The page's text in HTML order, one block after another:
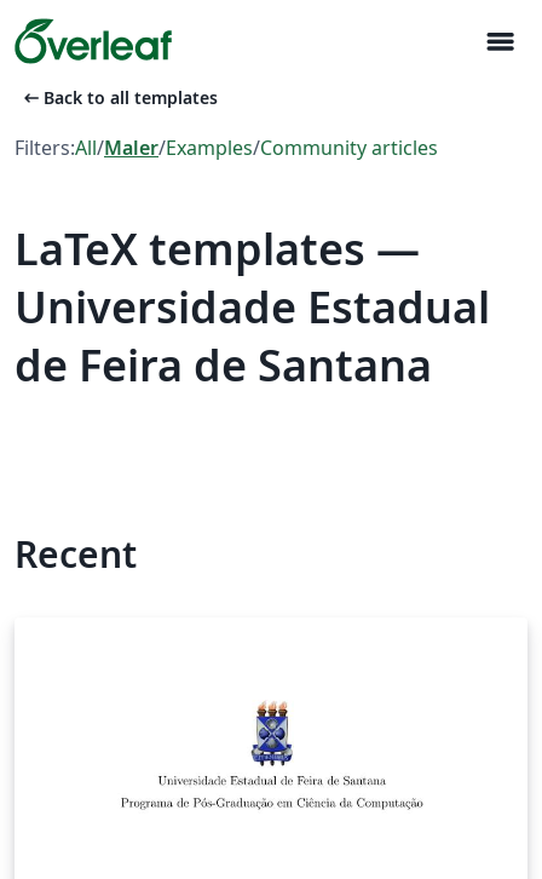
menu
arrow_left_alt Back to all templates
Filters:All/Maler/Examples/Community articles
LaTeX templates —
Universidade Estadual
de Feira de Santana
Recent